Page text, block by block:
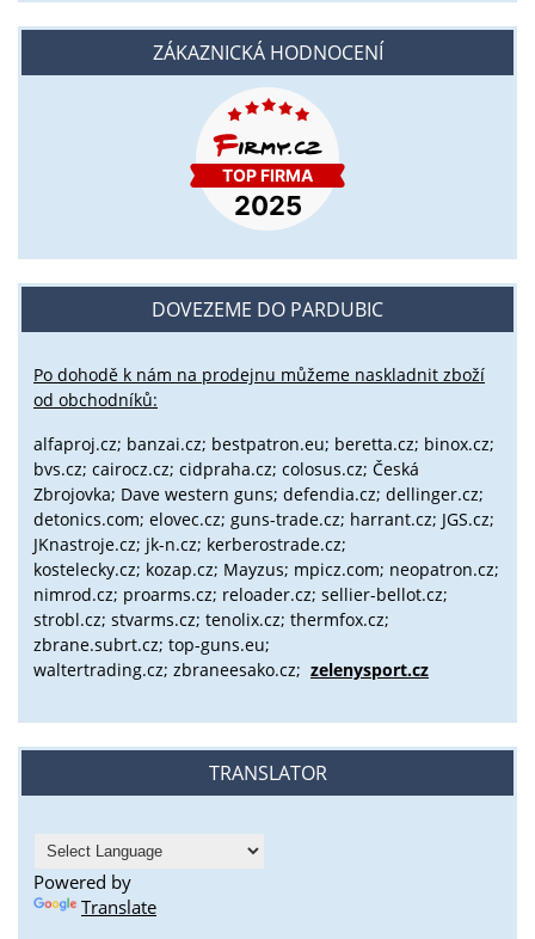
ZÁKAZNICKÁ HODNOCENÍ
DOVEZEME DO PARDUBIC
Po dohodě k nám na prodejnu můžeme naskladnit zboží
od obchodníků:
alfaproj.cz; banzai.cz; bestpatron.eu; beretta.cz; binox.cz;
bvs.cz; cairocz.cz; cidpraha.cz; colosus.cz; Česká
Zbrojovka; Dave western guns; defendia.cz; dellinger.cz;
detonics.com; elovec.cz; guns-trade.cz; harrant.cz; JGS.cz;
JKnastroje.cz; jk-n.cz; kerberostrade.cz;
kostelecky.cz; kozap.cz; Mayzus; mpicz.com; neopatron.cz;
nimrod.cz; proarms.cz; reloader.cz; sellier-bellot.cz;
strobl.cz; stvarms.cz; tenolix.cz; thermfox.cz;
zbrane.subrt.cz; top-guns.eu;
waltertrading.cz; zbraneesako.cz; zelenysport.cz
TRANSLATOR
Powered by
Translate